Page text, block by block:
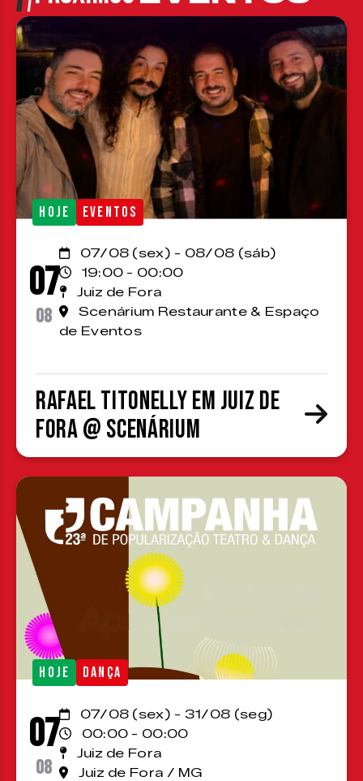
HOJE EVENTOS
07
08
07/08 (sex) - 08/08 (sáb)
19:00 - 00:00
Juiz de Fora
Scenárium Restaurante & Espaço
de Eventos
Rafael Titonelly em Juiz de
Fora @ Scenárium
HOJE DANÇA
07
08
07/08 (sex) - 31/08 (seg)
00:00 - 00:00
Juiz de Fora
Juiz de Fora / MG